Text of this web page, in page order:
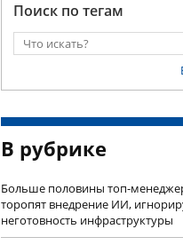
Поиск по тегам
В рубрике
Больше половины топ-
торопят внедрение ИИ,
неготовность инфраструктуры